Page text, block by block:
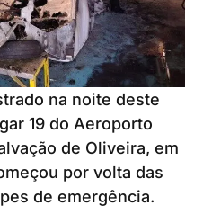
na noite deste
19 do Aeroporto
de Oliveira, em
por volta das
de emergência.